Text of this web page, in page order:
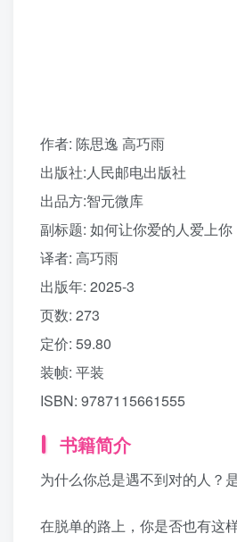
作者: 陈思逸 高巧雨
出版社: 人民邮电出版社
出品方:智元微库
副标题: 如何让你爱的人爱上你
译者: 高巧雨
出版年: 2025-3
页数: 273
定价: 59.80
装帧: 平装
ISBN: 9787115661555
书籍简介
为什么你总是遇不到对的人？
在脱单的路上，你是否也有这